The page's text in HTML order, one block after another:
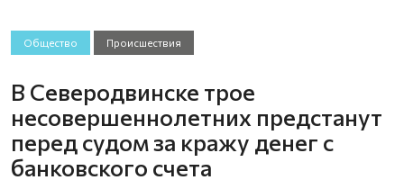
Общество Происшествия
В Северодвинске трое
несовершеннолетних предстанут
перед судом за кражу денег с
банковского счета